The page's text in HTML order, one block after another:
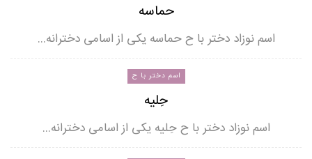
حماسه
اسم نوزاد دختر با ح حماسه یکی از اسامی دخترانه…
اسم دختر با ح
حِلیه
اسم نوزاد دختر با ح حِلیه یکی از اسامی دخترانه…